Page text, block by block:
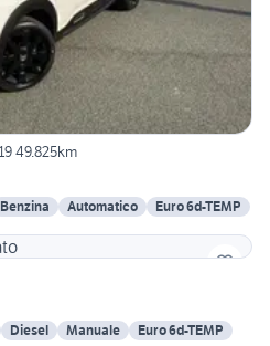
Citroen c4 cactus origins 12/2019 49.825km
Benzina Automatico
Euro 6d-TEMP
Diesel Manuale Euro 6d-TEMP